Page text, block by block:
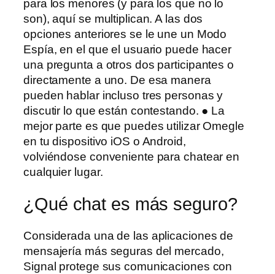
para los menores (y para los que no lo
son), aquí se multiplican. A las dos
opciones anteriores se le une un Modo
Espía, en el que el usuario puede hacer
una pregunta a otros dos participantes o
directamente a uno. De esa manera
pueden hablar incluso tres personas y
discutir lo que están contestando. ● La
mejor parte es que puedes utilizar Omegle
en tu dispositivo iOS o Android,
volviéndose conveniente para chatear en
cualquier lugar.
¿Qué chat es más seguro?
Considerada una de las aplicaciones de
mensajería más seguras del mercado,
Signal protege sus comunicaciones con